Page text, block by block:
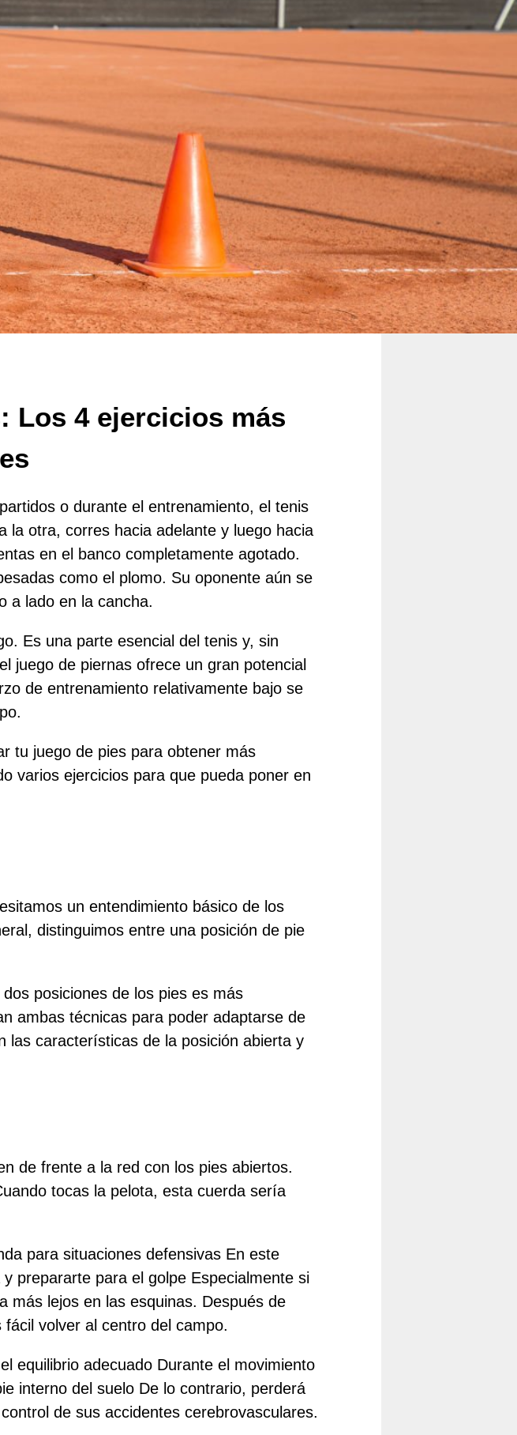
Los 4 ejercicios más
o durante el entrenamiento, el tenis
la otra, corres hacia adelante y luego hacia
en el banco completamente agotado.
como el plomo. Su oponente aún se
a lado en la cancha.
Es una parte esencial del tenis y, sin
juego de piernas ofrece un gran potencial
de entrenamiento relativamente bajo se
tu juego de pies para obtener más
varios ejercicios para que pueda poner en
un entendimiento básico de los
distinguimos entre una posición de pie
posiciones de los pies es más
ambas técnicas para poder adaptarse de
las características de la posición abierta y
de frente a la red con los pies abiertos.
tocas la pelota, esta cuerda sería
para situaciones defensivas En este
prepararte para el golpe Especialmente si
más lejos en las esquinas. Después de
volver al centro del campo.
equilibrio adecuado Durante el movimiento
interno del suelo De lo contrario, perderá
de sus accidentes cerebrovasculares.